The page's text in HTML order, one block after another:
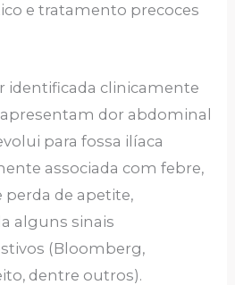
e tratamento precoces
identificada clinicamente
dor abdominal
para fossa ilíaca
associada com febre,
perda de apetite,
alguns sinais
(Bloomberg,
dentre outros).